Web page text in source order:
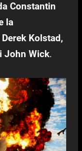
Constantin
la
Kolstad,
John Wick.